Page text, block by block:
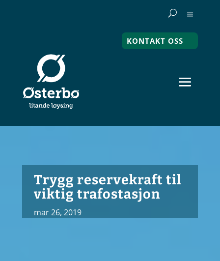
KONTAKT OSS
Trygg reservekraft til
viktig trafostasjon
mar 26, 2019